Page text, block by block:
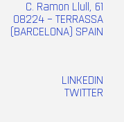
C. Ramon Llull, 61
08224 – TERRASSA
(BARCELONA) SPAIN
LINKEDIN
TWITTER